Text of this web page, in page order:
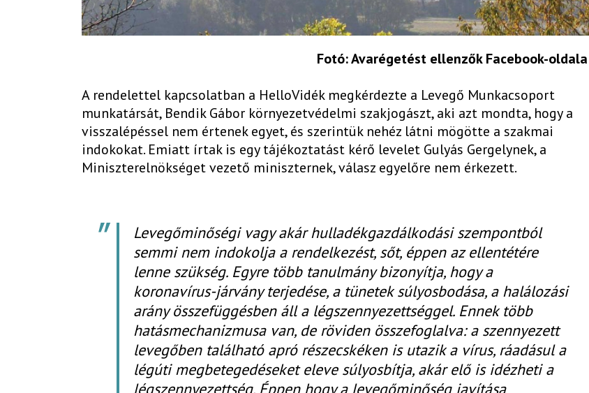
Fotó: Avarégetést ellenzők Facebook-oldala
A rendelettel kapcsolatban a HelloVidék megkérdezte a Levegő Munkacsoport
munkatársát, Bendik Gábor környezetvédelmi szakjogászt, aki azt mondta, hogy a
visszalépéssel nem értenek egyet, és szerintük nehéz látni mögötte a szakmai
indokokat. Emiatt írtak is egy tájékoztatást kérő levelet Gulyás Gergelynek, a
Miniszterelnökséget vezető miniszternek, válasz egyelőre nem érkezett.
Levegőminőségi vagy akár hulladékgazdálkodási szempontból
semmi nem indokolja a rendelkezést, sőt, éppen az ellentétére
lenne szükség. Egyre több tanulmány bizonyítja, hogy a
koronavírus-járvány terjedése, a tünetek súlyosbodása, a halálozási
arány összefüggésben áll a légszennyezettséggel. Ennek több
hatásmechanizmusa van, de röviden összefoglalva: a szennyezett
levegőben található apró részecskéken is utazik a vírus, ráadásul a
légúti megbetegedéseket eleve súlyosbítja, akár elő is idézheti a
légszennyezettség. Éppen hogy a levegőminőség javítása